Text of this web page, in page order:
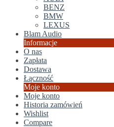
BENZ
BMW
LEXUS
Blam Audio
Informacje
O nas
Zapłata
Dostawa
Łączność
Moje konto
Moje konto
Historia zamówień
Wishlist
Compare